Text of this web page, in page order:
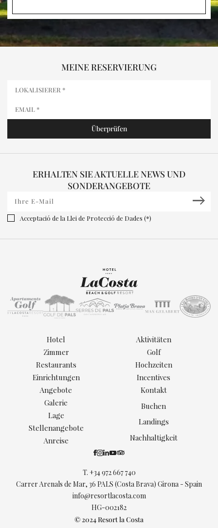
MEINE RESERVIERUNG
ERHALTEN SIE AKTUELLE NEWS UND
SONDERANGEBOTE
Acceptació de la Llei de Protecció de Dades (*)
T. +34 972 667 740
Carrer Arenals de Mar, 36 PALS (Costa Brava) Girona - Spain
info@resortlacosta.com
HG-002182
Hotel
Zimmer
Restaurants
Einrichtungen
Aktivitäten
Golf
Hochzeiten
Incentives
Angebote
Galerie
Lage
Stellenangebote
Anreise
Kontakt
Buchen
Landings
Nachhaltigkeit
© 2024 Resort la Costa